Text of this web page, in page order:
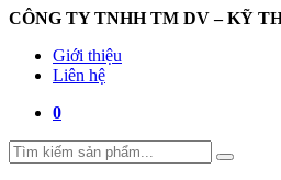
CÔNG TY TNHH TM DV – KỸ
Giới thiệu
Liên hệ
0